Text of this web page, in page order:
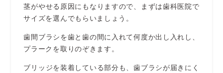
茎がやせる原因にもなりますので、まずは歯科医院で
サイズを選んでもらいましょう。
歯間ブラシを歯と歯の間に入れて何度か出し入れし、
プラークを取りのぞきます。
ブリッジを装着している部分も、歯ブラシが届きにく